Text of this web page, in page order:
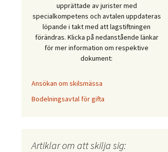
upprättade av jurister med
specialkompetens och avtalen uppdateras
löpande i takt med att lagstiftningen
förändras. Klicka på nedanstående länkar
för mer information om respektive
dokument:
Ansökan om skilsmässa
Bodelningsavtal för gifta
Artiklar om att skilja sig: